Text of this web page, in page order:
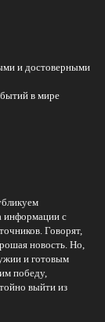
и достоверными
в мире
информации с
Говорят,
новость. Но,
и готовым
победу,
выйти из